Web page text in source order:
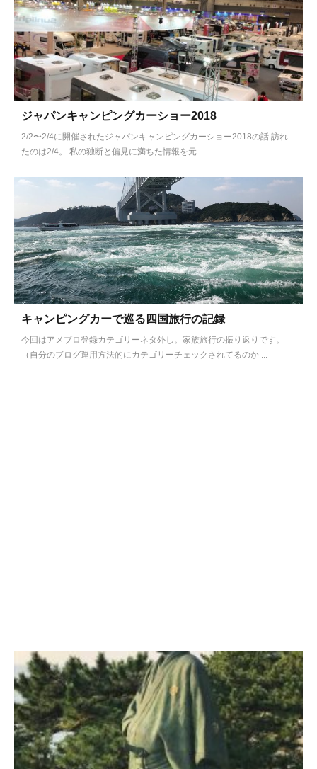
ジャパンキャンピングカーショー2018
2/2〜2/4に開催されたジャパンキャンピングカーショー2018の話 訪れ
たのは2/4。 私の独断と偏見に満ちた情報を元 ...
キャンピングカーで巡る四国旅行の記録
今回はアメブロ登録カテゴリーネタ外し。家族旅行の振り返りです。
（自分のブログ運用方法的にカテゴリーチェックされてるのか ...